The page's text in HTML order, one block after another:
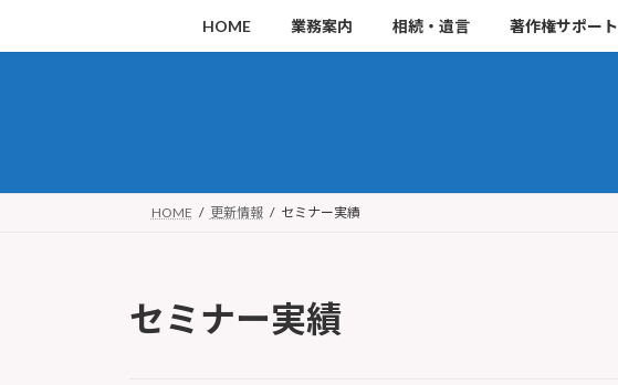
ン
ビ
HOME 業務案内 相続・遺言 著作権サポート
HOME 更新情報 セミナー実績
セミナー実績